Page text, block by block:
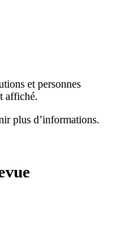
et personnes
affiché.
plus d’informations.